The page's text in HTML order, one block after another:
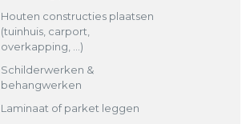
Houten constructies plaatsen
(tuinhuis, carport,
overkapping, …)
Schilderwerken &
behangwerken
Laminaat of parket leggen